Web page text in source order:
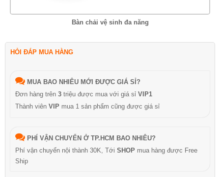
Bàn chải vệ sinh đa năng
HỎI ĐÁP MUA HÀNG
MUA BAO NHIÊU MỚI ĐƯỢC GIÁ SỈ?
Đơn hàng trên 3 triệu được mua với giá sỉ VIP1
Thành viên VIP mua 1 sản phẩm cũng được giá sỉ
PHÍ VẬN CHUYỂN Ở TP.HCM BAO NHIÊU?
Phí vận chuyển nội thành 30K, Tới SHOP mua hàng được Free
Ship